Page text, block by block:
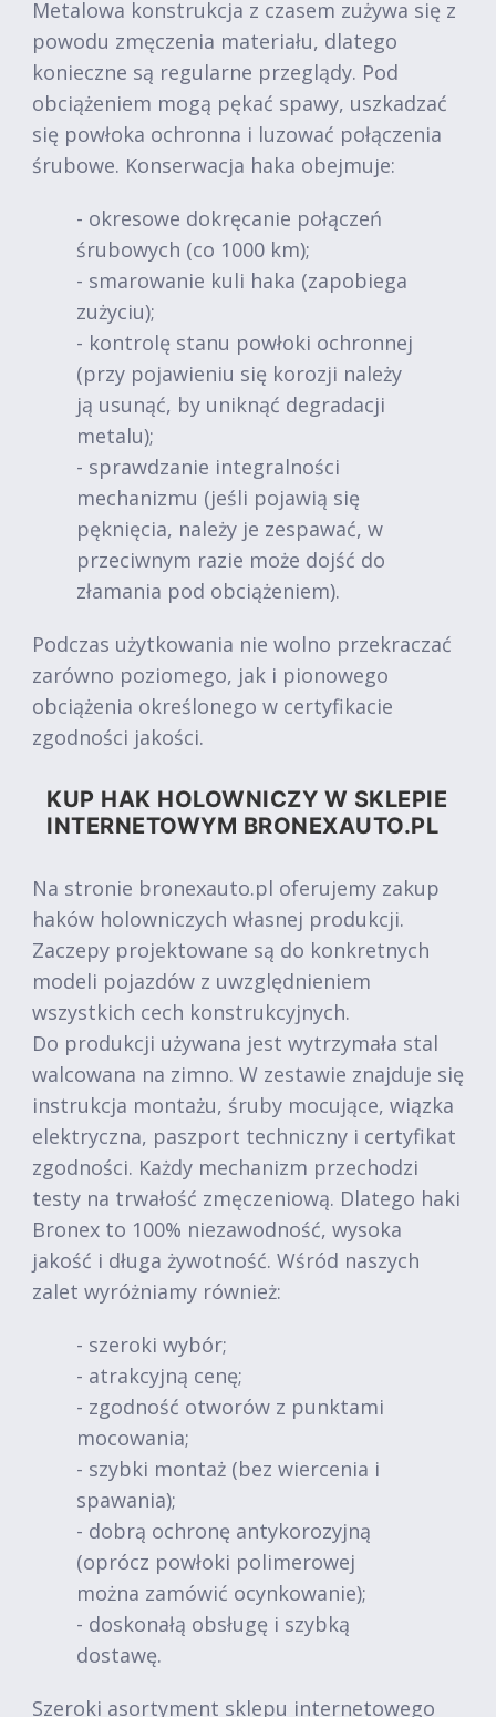
Metalowa konstrukcja z czasem zużywa się z
powodu zmęczenia materiału, dlatego
konieczne są regularne przeglądy. Pod
obciążeniem mogą pękać spawy, uszkadzać
się powłoka ochronna i luzować połączenia
śrubowe. Konserwacja haka obejmuje:
- okresowe dokręcanie połączeń
śrubowych (co 1000 km);
- smarowanie kuli haka (zapobiega
zużyciu);
- kontrolę stanu powłoki ochronnej
(przy pojawieniu się korozji należy
ją usunąć, by uniknąć degradacji
metalu);
- sprawdzanie integralności
mechanizmu (jeśli pojawią się
pęknięcia, należy je zespawać, w
przeciwnym razie może dojść do
złamania pod obciążeniem).
Podczas użytkowania nie wolno przekraczać
zarówno poziomego, jak i pionowego
obciążenia określonego w certyfikacie
zgodności jakości.
KUP HAK HOLOWNICZY W SKLEPIE
INTERNETOWYM BRONEXAUTO.PL
Na stronie bronexauto.pl oferujemy zakup
haków holowniczych własnej produkcji.
Zaczepy projektowane są do konkretnych
modeli pojazdów z uwzględnieniem
wszystkich cech konstrukcyjnych.
Do produkcji używana jest wytrzymała stal
walcowana na zimno. W zestawie znajduje się
instrukcja montażu, śruby mocujące, wiązka
elektryczna, paszport techniczny i certyfikat
zgodności. Każdy mechanizm przechodzi
testy na trwałość zmęczeniową. Dlatego haki
Bronex to 100% niezawodność, wysoka
jakość i długa żywotność. Wśród naszych
zalet wyróżniamy również:
- szeroki wybór;
- atrakcyjną cenę;
- zgodność otworów z punktami
mocowania;
- szybki montaż (bez wiercenia i
spawania);
- dobrą ochronę antykorozyjną
(oprócz powłoki polimerowej
można zamówić ocynkowanie);
- doskonałą obsługę i szybką
dostawę.
Szeroki asortyment sklepu internetowego